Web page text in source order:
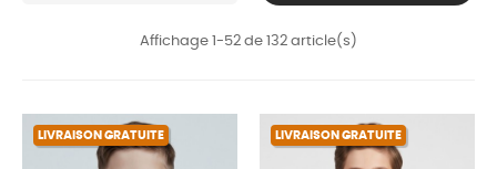
Affichage 1-52 de 132 article(s)
LIVRAISON GRATUITE LIVRAISON GRATUITE